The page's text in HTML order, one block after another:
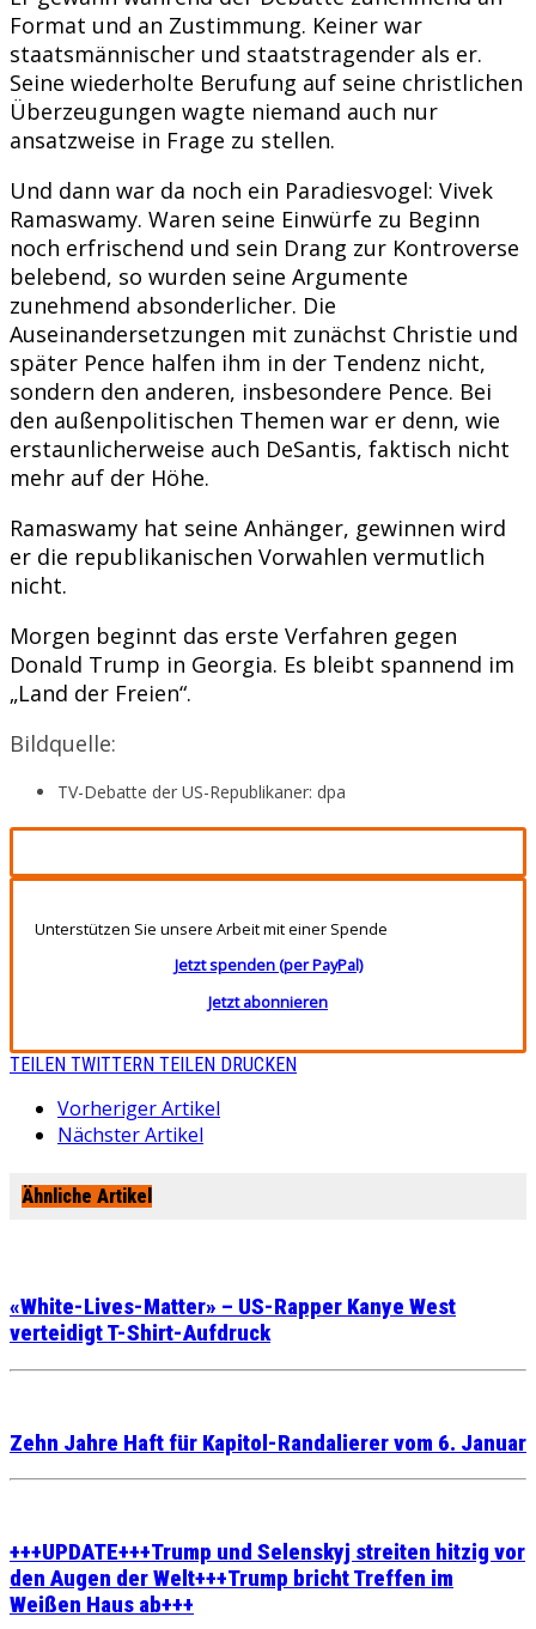
Format und an Zustimmung. Keiner war
staatsmännischer und staatstragender als er.
Seine wiederholte Berufung auf seine christlichen
Überzeugungen wagte niemand auch nur
ansatzweise in Frage zu stellen.
Und dann war da noch ein Paradiesvogel: Vivek
Ramaswamy. Waren seine Einwürfe zu Beginn
noch erfrischend und sein Drang zur Kontroverse
belebend, so wurden seine Argumente
zunehmend absonderlicher. Die
Auseinandersetzungen mit zunächst Christie und
später Pence halfen ihm in der Tendenz nicht,
sondern den anderen, insbesondere Pence. Bei
den außenpolitischen Themen war er denn, wie
erstaunlicherweise auch DeSantis, faktisch nicht
mehr auf der Höhe.
Ramaswamy hat seine Anhänger, gewinnen wird
er die republikanischen Vorwahlen vermutlich
nicht.
Morgen beginnt das erste Verfahren gegen
Donald Trump in Georgia. Es bleibt spannend im
„Land der Freien“.
Bildquelle:
TV-Debatte der US-Republikaner: dpa
Unterstützen Sie unsere Arbeit mit einer Spende
Jetzt spenden (per PayPal)
Jetzt abonnieren
TEILEN TWITTERN TEILEN DRUCKEN
Vorheriger Artikel
Nächster Artikel
Ähnliche Artikel
«White-Lives-Matter» – US-Rapper Kanye West
verteidigt T-Shirt-Aufdruck
Zehn Jahre Haft für Kapitol-Randalierer vom 6. Januar
+++UPDATE+++Trump und Selenskyj streiten hitzig vor
den Augen der Welt+++Trump bricht Treffen im
Weißen Haus ab+++